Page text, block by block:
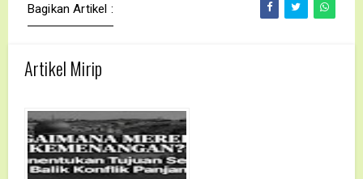
Bagikan Artikel :
Artikel Mirip